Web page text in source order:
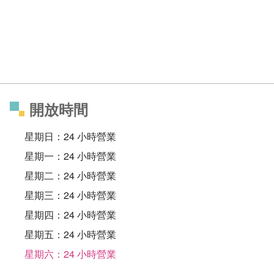
開放時間
星期日：24 小時營業
星期一：24 小時營業
星期二：24 小時營業
星期三：24 小時營業
星期四：24 小時營業
星期五：24 小時營業
星期六：24 小時營業